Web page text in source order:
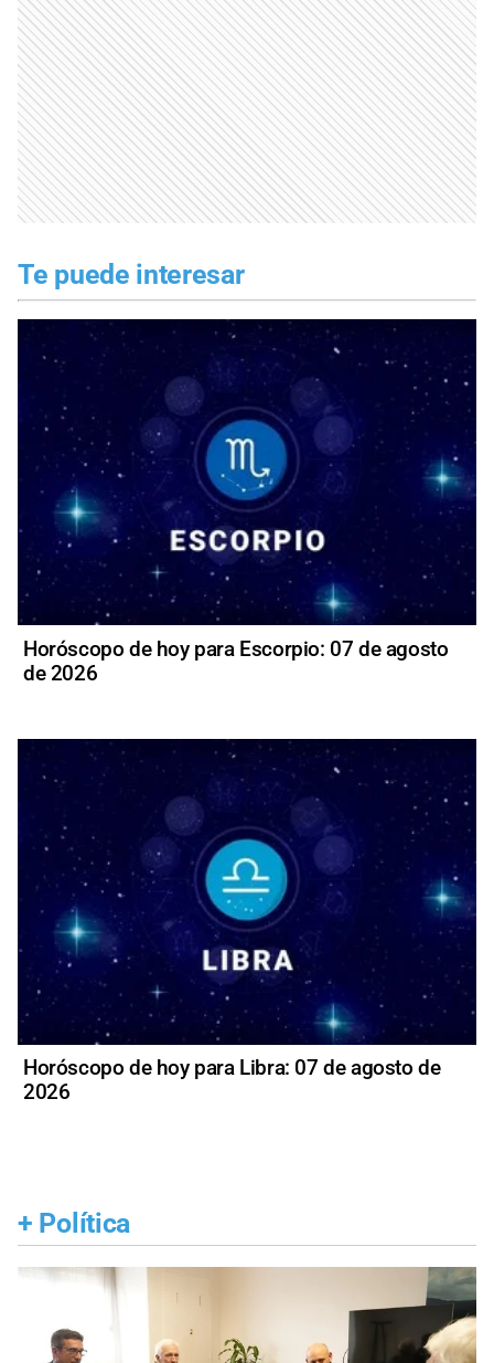
Te puede interesar
Horóscopo de hoy para Escorpio: 07 de agosto
de 2026
Horóscopo de hoy para Libra: 07 de agosto de
2026
+ Política